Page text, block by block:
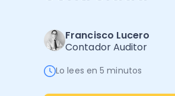
Administración Empresarial
Software Factura y Administración
Autores
Francisco Lucero
Contador Auditor
Lo lees en 5 minutos